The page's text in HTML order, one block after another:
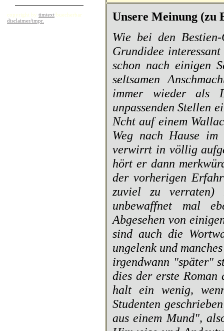
copyright by timtext/buecherbar
disclaimer/impr.
Unsere Meinung (zu
Wie bei den
Grundidee
schon nach einigen
seltsamen
immer wieder als
unpassenden Stellen
Ncht auf einem
Weg nach Hause
verwirrt in völlig
hört er dann
der vorherigen
zuviel zu
unbewaffnet mal
Abgesehen von
sind auch die
ungelenk und
irgendwann "später"
dies der erste
halt ein wenig,
Studenten
aus einem Mund",